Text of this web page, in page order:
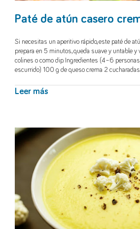
Paté de atún casero
Si necesitas un aperitivo rápido, este paté de
prepara en 5 minutos, queda suave y untable y
colines o como dip. Ingredientes (4–6
escurrido) 100 g de queso crema 2
Leer más